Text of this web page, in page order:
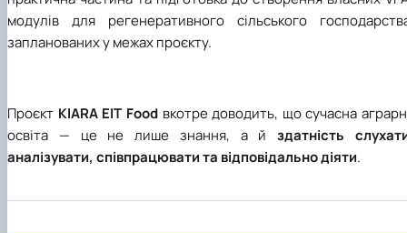
модулів для регенеративного сільського
запланованих у межах проєкту.
Проєкт KIARA EIT Foodвкотре доводить, що сучасна
освіта — це не лише знання, а йздатність
аналізувати, співпрацювати та відповідально діяти.